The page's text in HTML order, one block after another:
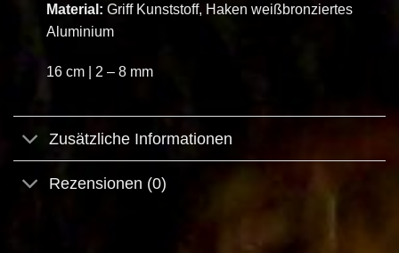
Material: Griff Kunststoff, Haken weißbronziertes
Aluminium
16 cm | 2 – 8 mm
Zusätzliche Informationen
Rezensionen (0)